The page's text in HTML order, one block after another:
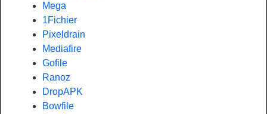
Mega
1Fichier
Pixeldrain
Mediafire
Gofile
Ranoz
DropAPK
Bowfile